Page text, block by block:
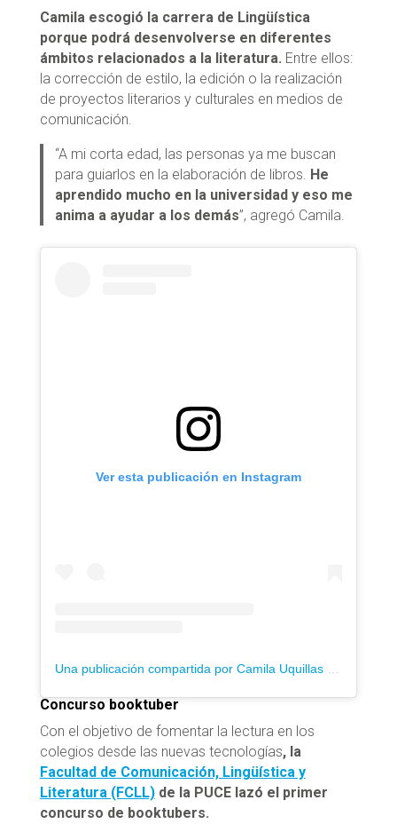
Camila escogió la carrera de Lingüística
porque podrá desenvolverse en diferentes
ámbitos relacionados a la literatura. Entre ellos:
la corrección de estilo, la edición o la realización
de proyectos literarios y culturales en medios de
comunicación.
“A mi corta edad, las personas ya me buscan
para guiarlos en la elaboración de libros. He
aprendido mucho en la universidad y eso me
anima a ayudar a los demás”, agregó Camila.
Ver esta publicación en Instagram
Concurso booktuber
Con el objetivo de fomentar la lectura en los
colegios desde las nuevas tecnologías, la
Facultad de Comunicación, Lingüística y
Literatura (FCLL)de la PUCE lazó el primer
concurso de booktubers.